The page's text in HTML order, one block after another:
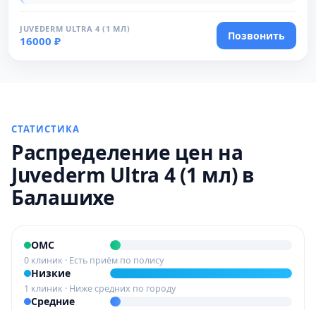
JUVEDERM ULTRA 4 (1 МЛ)
16000 ₽ Позвонить
СТАТИСТИКА
Распределение цен на
Juvederm Ultra 4 (1 мл) в
Балашихе
ОМС
0 клиник · Есть приём по полису
Низкие
1 клиник · Ниже средних по городу
Средние